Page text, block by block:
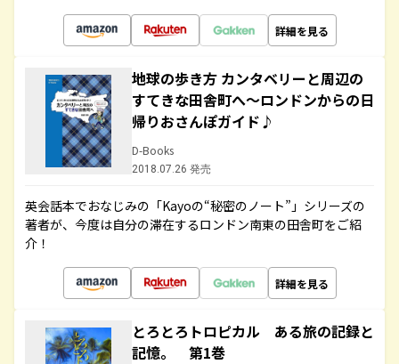
詳細を見る
地球の歩き方 カンタベリーと周辺の
すてきな田舎町へ～ロンドンからの日
帰りおさんぽガイド♪
D-Books
2018.07.26 発売
英会話本でおなじみの「Kayoの“秘密のノート”」シリーズの
著者が、今度は自分の滞在するロンドン南東の田舎町をご紹
介！
詳細を見る
とろとろトロピカル ある旅の記録と
記憶。 第1巻